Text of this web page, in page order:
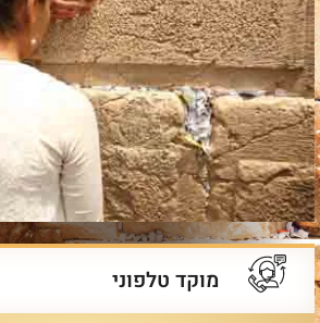
מוקד טלפוני